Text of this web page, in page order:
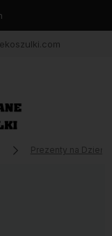
Prezenty na Dzień